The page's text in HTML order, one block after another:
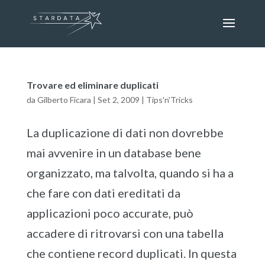
Trovare ed eliminare duplicati
da Gilberto Ficara | Set 2, 2009 | Tips'n'Tricks
La duplicazione di dati non dovrebbe
mai avvenire in un database bene
organizzato, ma talvolta, quando si ha a
che fare con dati ereditati da
applicazioni poco accurate, può
accadere di ritrovarsi con una tabella
che contiene record duplicati. In questa